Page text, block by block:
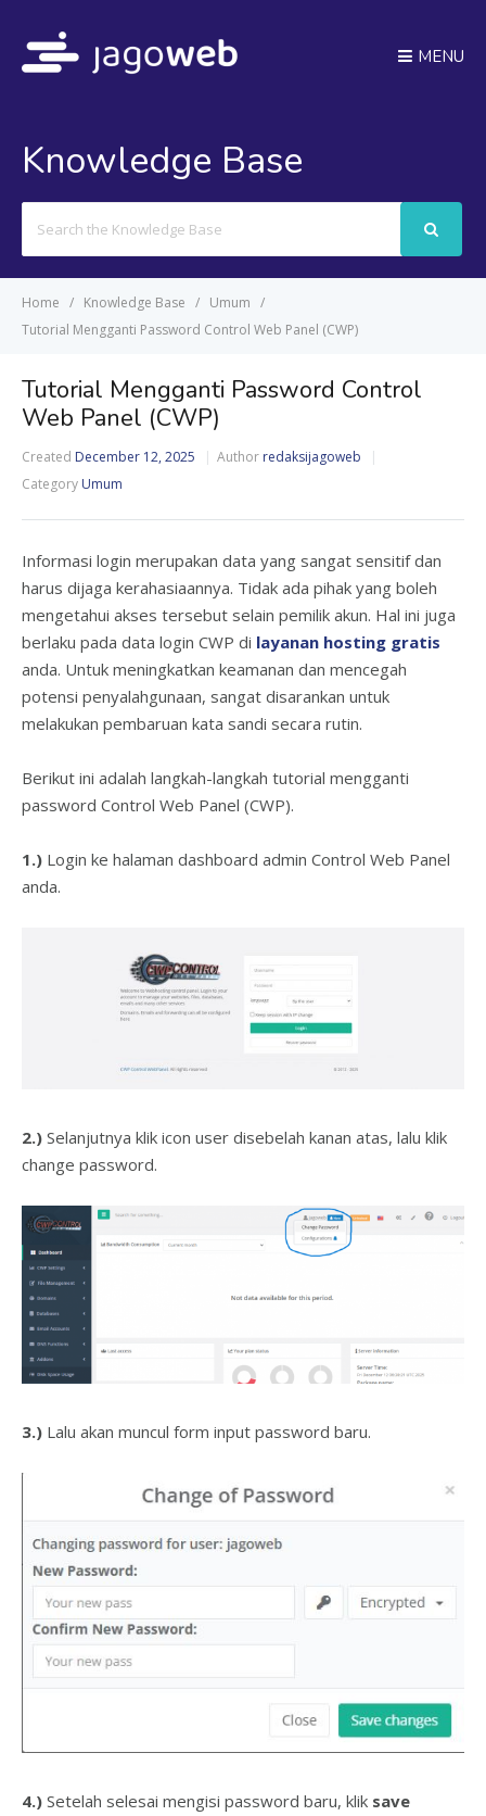
MENU
Knowledge Base
For
Home Knowledge Base
Umum
Tutorial Mengganti Password Control Web Panel (CWP)
Tutorial Mengganti Password Control
Web Panel (CWP)
Created December 12, 2025 Author redaksijagoweb
Category Umum
Informasi login merupakan data yang sangat sensitif dan
harus dijaga kerahasiaannya. Tidak ada pihak yang boleh
mengetahui akses tersebut selain pemilik akun. Hal ini juga
berlaku pada data login CWP di layanan hosting gratis
anda. Untuk meningkatkan keamanan dan mencegah
potensi penyalahgunaan, sangat disarankan untuk
melakukan pembaruan kata sandi secara rutin.
Berikut ini adalah langkah-langkah tutorial mengganti
password Control Web Panel (CWP).
1.) Login ke halaman dashboard admin Control Web Panel
anda.
2.) Selanjutnya klik icon user disebelah kanan atas, lalu klik
change password.
3.) Lalu akan muncul form input password baru.
4.) Setelah selesai mengisi password baru, klik save